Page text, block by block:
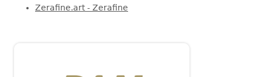
Zerafine.art - Zerafine